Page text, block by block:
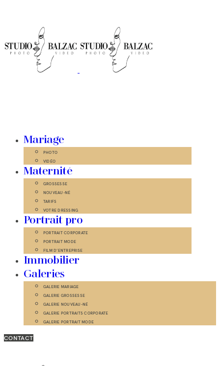
Mariage
PHOTO
VIDÉO
Maternité
GROSSESSE
NOUVEAU-NÉ
TARIFS
VOTRE DRESSING
Portrait pro
PORTRAIT CORPORATE
PORTRAIT MODE
FILM D’ENTREPRISE
Immobilier
Galeries
GALERIE MARIAGE
GALERIE GROSSESSE
GALERIE NOUVEAU-NÉ
GALERIE PORTRAITS CORPORATE
GALERIE PORTRAIT MODE
CONTACT